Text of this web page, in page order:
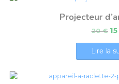
Projecteur
20€ 15
Lire la